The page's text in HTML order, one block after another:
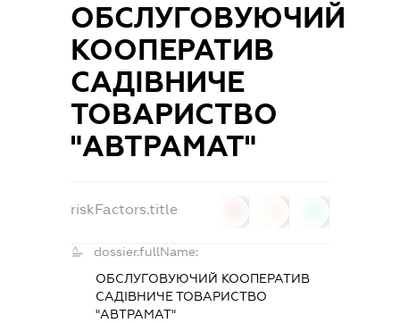
ОБСЛУГОВУЮЧИЙ
КООПЕРАТИВ
САДІВНИЧЕ
ТОВАРИСТВО
"АВТРАМАТ"
riskFactors.title
dossier.fullName:
ОБСЛУГОВУЮЧИЙ КООПЕРАТИВ
САДІВНИЧЕ ТОВАРИСТВО
"АВТРАМАТ"